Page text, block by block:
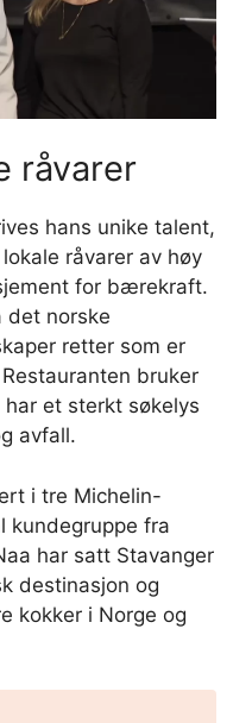
råvarer
hans unike talent,
råvarer av høy
for bærekraft.
det norske
retter som er
bruker
et sterkt søkelys
avfall.
i tre Michelin-
kundegruppe fra
har satt Stavanger
destinasjon og
kokker i Norge og